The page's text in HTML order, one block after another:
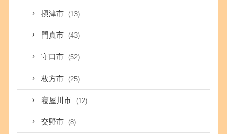
摂津市 (13)
門真市 (43)
守口市 (52)
枚方市 (25)
寝屋川市 (12)
交野市 (8)